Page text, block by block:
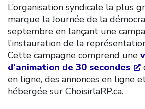
L’organisation syndicale la plus
marque la Journée de la
septembre en lançant une
l’instauration de la
Cette campagne comprend une
d'animation de 30 secondes
en ligne, des annonces en ligne
hébergée sur ChoisirlaRP.ca.